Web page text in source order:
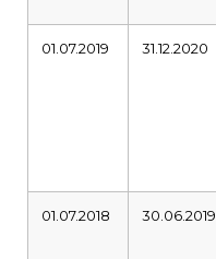
01.07.2019 31.12.2020
01.07.2018 30.06.2019